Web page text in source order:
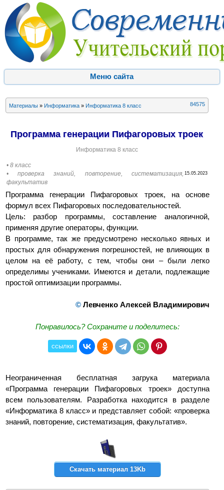
Меню сайта
Материалы» Информатика» Информатика 8 класс 84575
Программа генерации Пифагоровых троек
Информатика 8 класс
• 8 класс
• проверка знаний, повторение, систематизация,
факультатив
15.05.2023
Программа генерации Пифагоровых троек, на основе
формул всех Пифагоровых последовательностей.
Цель: разбор программы, составление аналогичной,
применяя другие операторы, функции.
В программе, так же предусмотрено несколько явных и
простых для обнаружения погрешностей, не влияющих в
целом на её работу, с тем, чтобы они – были легко
определимы учениками. Имеются и детали, подлежащие
простой оптимизации программы.
© Левченко Алексей Владимирович
Понравилось? Сохраните и поделитесь:
ссылки
Неограниченная бесплатная загрука материала
«Программа генерации Пифагоровых троек» доступна
всем пользователям. Разработка находится в разделе
«Информатика 8 класс» и представляет собой: «проверка
знаний, повторение, систематизация, факультатив».
Скачать материал 13Kb